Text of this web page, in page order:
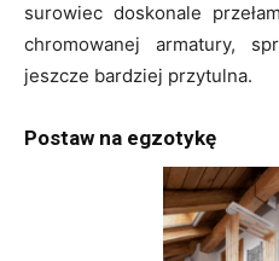
surowiec doskonale
chromowanej armatury,
jeszcze bardziej przytulna.
Postaw na egzotykę